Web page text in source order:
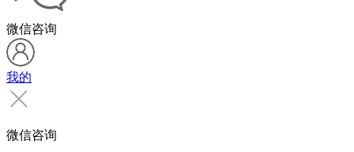
微信咨询
我的
微信咨询